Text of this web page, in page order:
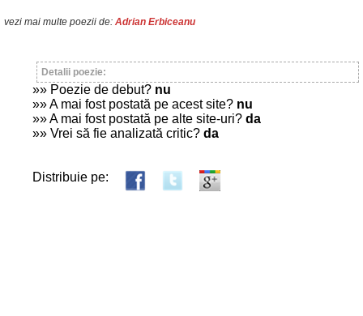
vezi mai multe poezii de: Adrian Erbiceanu
Detalii poezie:
»» Poezie de debut? nu
»» A mai fost postată pe acest site? nu
»» A mai fost postată pe alte site-uri? da
»» Vrei să fie analizată critic? da
Distribuie pe: